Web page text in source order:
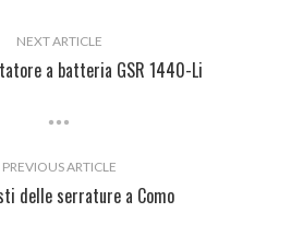
NEXT ARTICLE
a batteria GSR 1440-Li
PREVIOUS ARTICLE
delle serrature a Como